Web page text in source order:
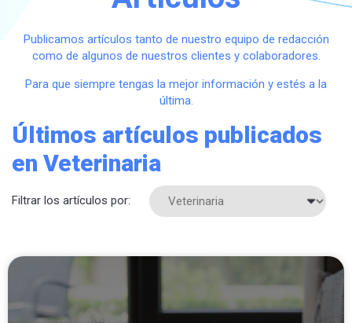
Publicamos artículos tanto de nuestro equipo de redacción
como de algunos de nuestros clientes y colaboradores.
Para que siempre tengas la mejor información y estés a la
última.
Últimos artículos publicados
en Veterinaria
Filtrar los artículos por: